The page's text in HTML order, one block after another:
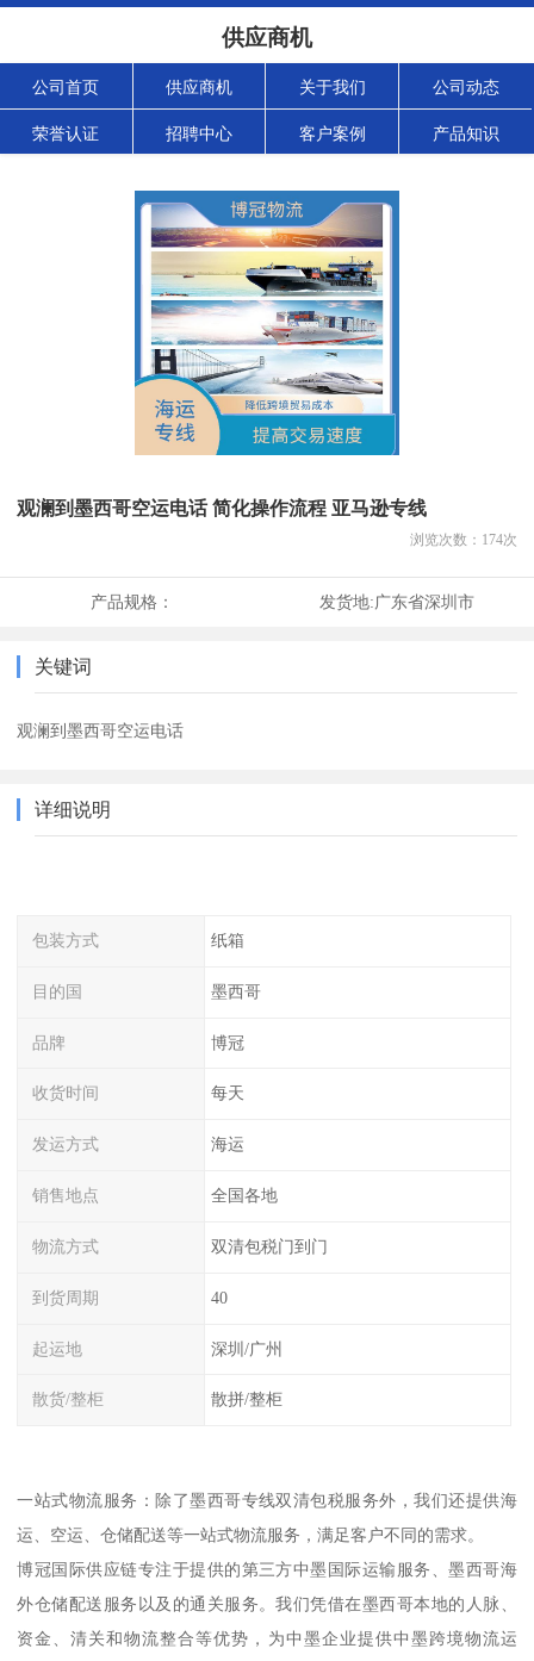
供应商机
公司首页 供应商机 关于我们 公司动态
荣誉认证 招聘中心 客户案例 产品知识
观澜到墨西哥空运电话 简化操作流程 亚马逊专线
浏览次数： 174次
产品规格： 发货地:广东省深圳市
关键词
观澜到墨西哥空运电话
详细说明
包装方式 纸箱
目的国 墨西哥
品牌 博冠
收货时间 每天
发运方式 海运
销售地点 全国各地
物流方式 双清包税门到门
到货周期 40
起运地 深圳/广州
散货/整柜 散拼/整柜
一站式物流服务：除了墨西哥专线双清包税服务外，我们还提供海
运、空运、仓储配送等一站式物流服务，满足客户不同的需求。
博冠国际供应链专注于提供的第三方中墨国际运输服务、墨西哥海
外仓储配送服务以及的通关服务。我们凭借在墨西哥本地的人脉、
资金、清关和物流整合等优势，为中墨企业提供中墨跨境物流运